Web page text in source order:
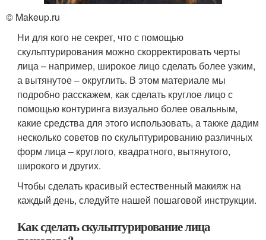
© Makeup.ru
Ни для кого не секрет, что с помощью
скульптурирования можно скорректировать черты
лица – например, широкое лицо сделать более узким,
а вытянутое – округлить. В этом материале мы
подробно расскажем, как сделать круглое лицо с
помощью контуринга визуально более овальным,
какие средства для этого использовать, а также дадим
несколько советов по скульптурированию различных
форм лица – круглого, квадратного, вытянутого,
широкого и других.
Чтобы сделать красивый естественный макияж на
каждый день, следуйте нашей пошаговой инструкции.
Как сделать скульптурирование лица